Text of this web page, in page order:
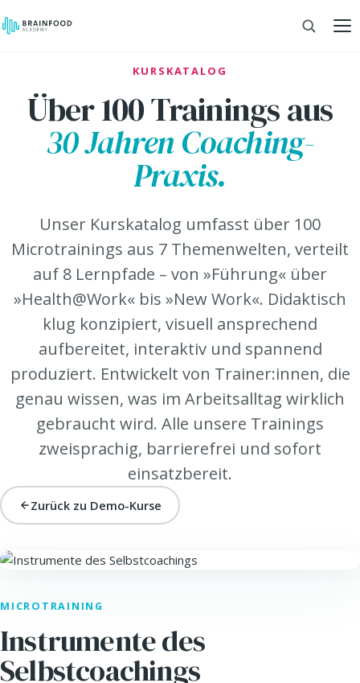
KURSKATALOG
Über 100 Trainings aus
30 Jahren Coaching-
Praxis.
Unser Kurskatalog umfasst über 100
Microtrainings aus 7 Themenwelten, verteilt
auf 8 Lernpfade – von »Führung« über
»Health@Work« bis »New Work«. Didaktisch
klug konzipiert, visuell ansprechend
aufbereitet, interaktiv und spannend
produziert. Entwickelt von Trainer:innen, die
genau wissen, was im Arbeitsalltag wirklich
gebraucht wird. Alle unsere Trainings
zweisprachig, barrierefrei und sofort
einsatzbereit.
Zurück zu Demo-Kurse
MICROTRAINING
Instrumente des
Selbstcoachings